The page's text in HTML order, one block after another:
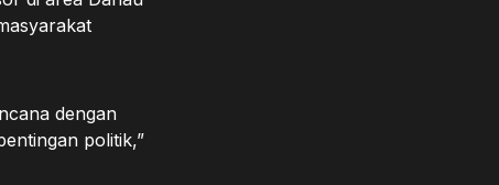
dengan
politik,”